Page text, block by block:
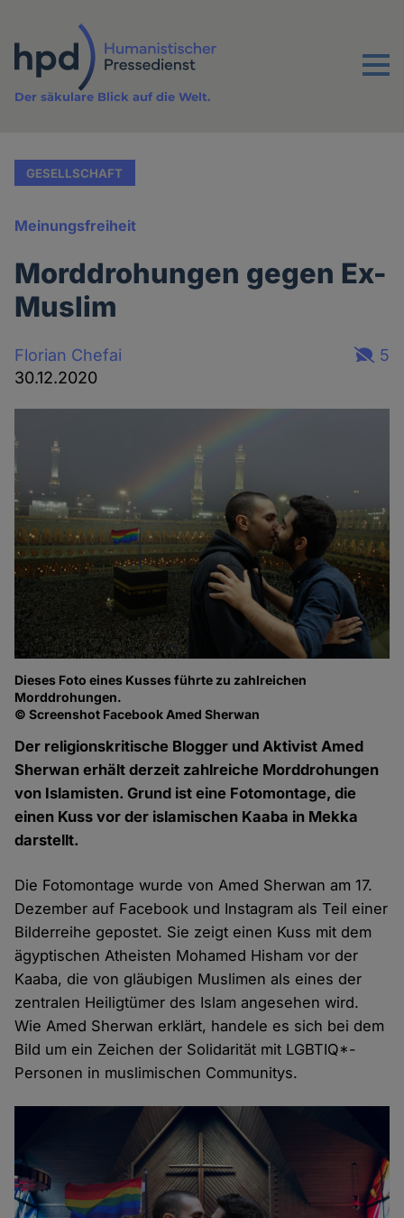
Inhalt
Menu
Der säkulare Blick auf die Welt.
GESELLSCHAFT
Meinungsfreiheit
Morddrohungen gegen Ex-
Muslim
Florian Chefai
30.12.2020
5
Dieses Foto eines Kusses führte zu zahlreichen
Morddrohungen.
© Screenshot Facebook Amed Sherwan
Der religionskritische Blogger und Aktivist Amed
Sherwan erhält derzeit zahlreiche Morddrohungen
von Islamisten. Grund ist eine Fotomontage, die
einen Kuss vor der islamischen Kaaba in Mekka
darstellt.
Die Fotomontage wurde von Amed Sherwan am 17.
Dezember auf Facebook und Instagram als Teil einer
Bilderreihe gepostet. Sie zeigt einen Kuss mit dem
ägyptischen Atheisten Mohamed Hisham vor der
Kaaba, die von gläubigen Muslimen als eines der
zentralen Heiligtümer des Islam angesehen wird.
Wie Amed Sherwan erklärt, handele es sich bei dem
Bild um ein Zeichen der Solidarität mit LGBTIQ*-
Personen in muslimischen Communitys.